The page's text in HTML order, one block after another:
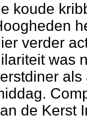
koude
verder
was
de Kerst